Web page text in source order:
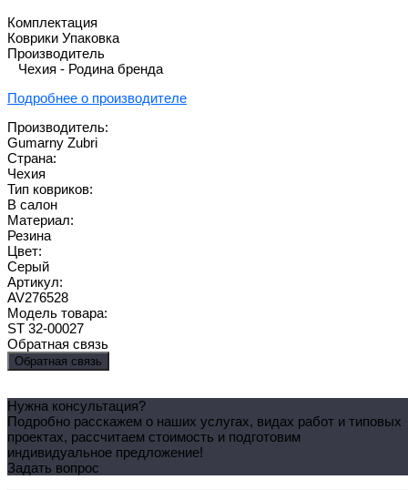
Комплектация
Коврики Упаковка
Производитель
Чехия - Родина бренда
Подробнее о производителе
Производитель:
Gumarny Zubri
Страна:
Чехия
Тип ковриков:
В салон
Материал:
Резина
Цвет:
Серый
Артикул:
AV276528
Модель товара:
ST 32-00027
Обратная связь
Обратная связь
Нужна консультация?
Подробно расскажем о наших услугах, видах работ и типовых
проектах, рассчитаем стоимость и подготовим
индивидуальное предложение!
Задать вопрос